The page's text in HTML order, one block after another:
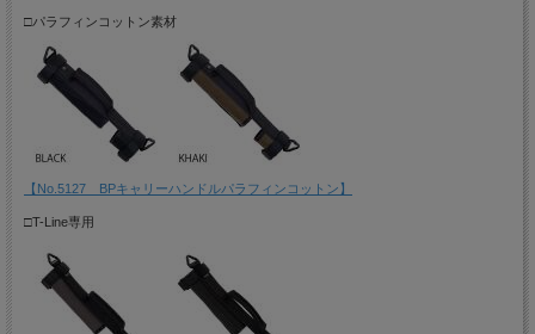
□パラフィンコットン素材
【No.5127 BPキャリーハンドルパラフィンコットン】
□T-Line専用